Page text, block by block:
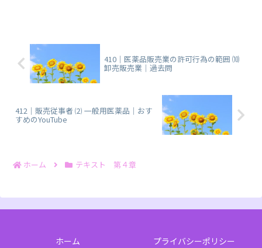
410｜医薬品販売業の許可行為の範囲 ⑽
卸売販売業｜過去問
412｜販売従事者 ⑵ 一般用医薬品｜おす
すめのYouTube
ホーム テキスト 第４章
ホーム プライバシーポリシー